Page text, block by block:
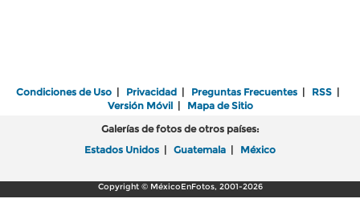
Condiciones de Uso | Privacidad | Preguntas Frecuentes | RSS |
Versión Móvil| Mapa de Sitio
Galerías de fotos de otros países:
Estados Unidos | Guatemala | México
Copyright © MéxicoEnFotos, 2001-2026